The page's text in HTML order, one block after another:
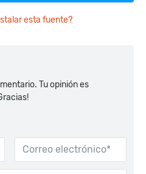
esta fuente?
Tu opinión es